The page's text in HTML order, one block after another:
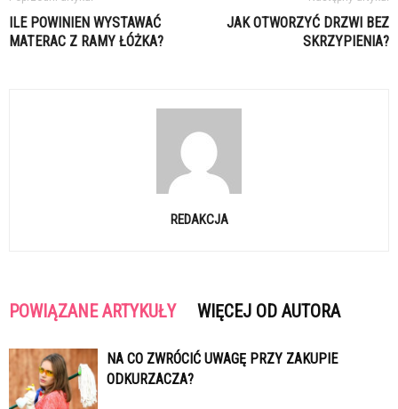
ILE POWINIEN WYSTAWAĆ
MATERAC Z RAMY ŁÓŻKA?
JAK OTWORZYĆ DRZWI BEZ
SKRZYPIENIA?
REDAKCJA
POWIĄZANE ARTYKUŁY WIĘCEJ OD AUTORA
NA CO ZWRÓCIĆ UWAGĘ PRZY ZAKUPIE
ODKURZACZA?